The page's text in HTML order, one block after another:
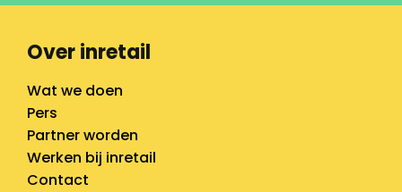
Over inretail
Wat we doen
Pers
Partner worden
Werken bij inretail
Contact